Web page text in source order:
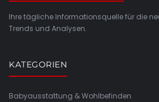
Ihre tägliche Informationsquelle für die
Trends und Analysen.
KATEGORIEN
Babyausstattung & Wohlbefinden